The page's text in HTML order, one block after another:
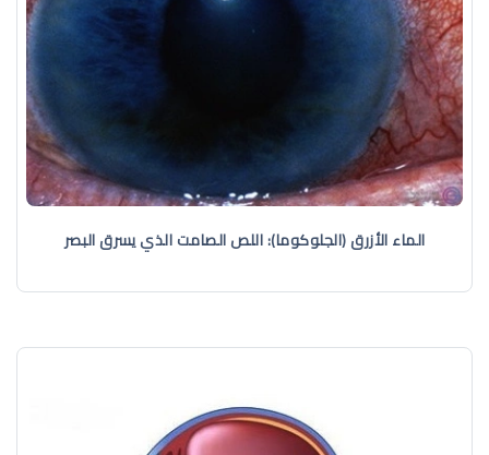
الماء الأزرق (الجلوكوما): اللص الصامت الذي يسرق البصر